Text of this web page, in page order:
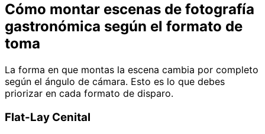
Cómo montar escenas de fotografía
gastronómica según el formato de
toma
La forma en que montas la escena cambia por completo
según el ángulo de cámara. Esto es lo que debes
priorizar en cada formato de disparo.
Flat-Lay Cenital